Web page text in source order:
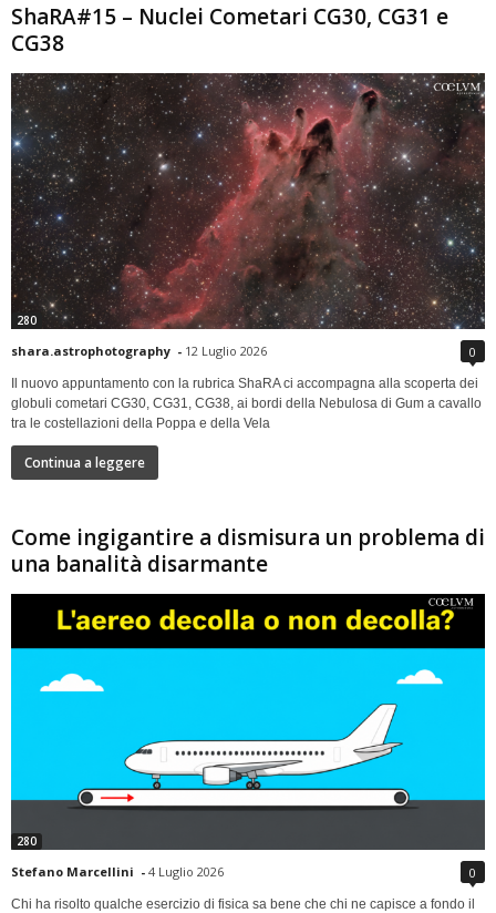
ShaRA#15 – Nuclei Cometari CG30, CG31 e
CG38
280
shara.astrophotography - 12 Luglio 2026 0
Il nuovo appuntamento con la rubrica ShaRA ci accompagna alla scoperta dei
globuli cometari CG30, CG31, CG38, ai bordi della Nebulosa di Gum a cavallo
tra le costellazioni della Poppa e della Vela
Continua a leggere
Come ingigantire a dismisura un problema di
una banalità disarmante
280
Stefano Marcellini - 4 Luglio 2026 0
Chi ha risolto qualche esercizio di fisica sa bene che chi ne capisce a fondo il